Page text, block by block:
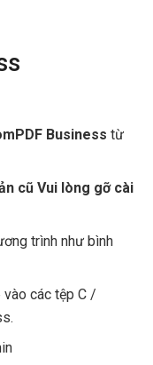
Business từ
cũ Vui lòng gỡ cài
trình như bình
các tệp C /